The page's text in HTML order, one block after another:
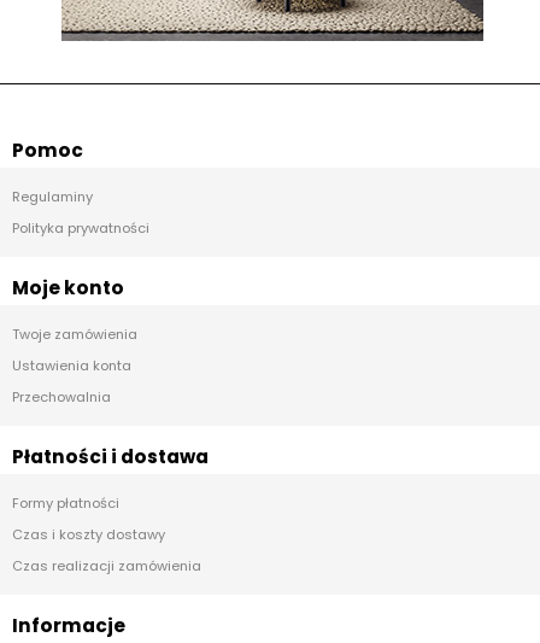
Pomoc
Regulaminy
Polityka prywatności
Moje konto
Twoje zamówienia
Ustawienia konta
Przechowalnia
Płatności i dostawa
Formy płatności
Czas i koszty dostawy
Czas realizacji zamówienia
Informacje